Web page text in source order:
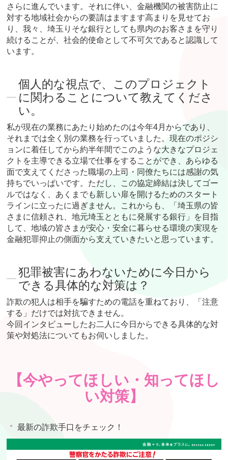
さらに進んでいます。それに伴い、金融機関の被害防止に
対する地域社会からの要請はますます高まりを見せてお
り、我々、埼玉りそな銀行としても県内のお客さまを守り
続けることが、社会的使命として不可欠であると認識して
います。
個人的な視点で、このプロジェクト
に関わることについて教えてくださ
い。
私が現在の業務にあたり始めたのは今年4月からであり、
それまでは全く別の業務を行っていました。現在のポジシ
ョンに着任してから約半年間でこのような大きなプロジェ
クトを主導できる立場で仕事をすることができ、あらゆる
面で支えてくださった職場の上司・同僚たちには感謝の気
持ちでいっぱいです。ただし、この協定締結は決してゴー
ルではなく、あくまでも新しい扉を開けるためのスタート
ラインに立ったに過ぎません。これからも、「埼玉県の皆
さまに信頼され、地元埼玉とともに発展する銀行」を目指
して、地域の皆さまが安心・安全に暮らせる環境の実現を
金融犯罪抑止の側面から支えていきたいと思っています。
犯罪被害にあわないために今日から
できる具体的な対策は？
詐欺の犯人は相手を騙すための電話を重ねており、「注意
する」だけでは対抗できません。
今回インタビューしたお二人に今日からできる具体的な対
策や対処法についてもお伺いしました。
【今やってほしい・知ってほし
い対策】
最新の詐欺手口をチェック！